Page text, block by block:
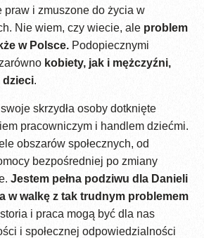
praw i zmuszone do życia w
Nie wiem, czy wiecie, ale problem
w Polsce. Podopiecznymi
kobiety, jak i mężczyźni,
dzieci.
skrzydła osoby dotknięte
pracowniczym i handlem dziećmi.
obszarów społecznych, od
bezpośredniej po zmiany
Jestem pełna podziwu dla Danieli
w walkę z tak trudnym problemem
i praca mogą być dla nas
i społecznej odpowiedzialności